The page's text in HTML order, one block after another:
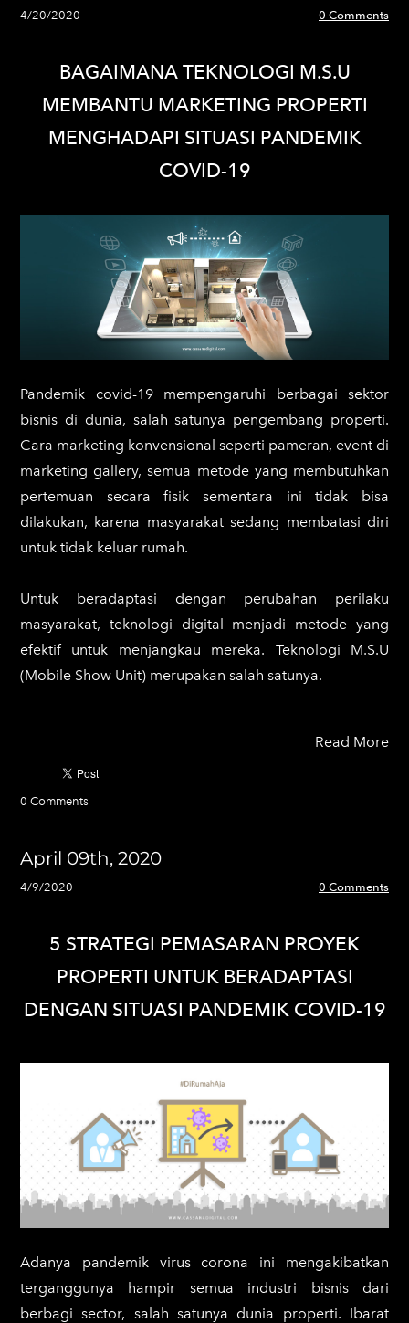
4/20/2020 0 Comments
BAGAIMANA TEKNOLOGI M.S.U
MEMBANTU MARKETING PROPERTI
MENGHADAPI SITUASI PANDEMIK
COVID-19
Pandemik covid-19 mempengaruhi berbagai sektor
bisnis di dunia, salah satunya pengembang properti.
Cara marketing konvensional seperti pameran, event di
marketing gallery, semua metode yang membutuhkan
pertemuan secara fisik sementara ini tidak bisa
dilakukan, karena masyarakat sedang membatasi diri
untuk tidak keluar rumah.
Untuk beradaptasi dengan perubahan perilaku
masyarakat, teknologi digital menjadi metode yang
efektif untuk menjangkau mereka. Teknologi M.S.U
(Mobile Show Unit) merupakan salah satunya.
Read More
0 Comments
April 09th, 2020
4/9/2020 0 Comments
5 STRATEGI PEMASARAN PROYEK
PROPERTI UNTUK BERADAPTASI
DENGAN SITUASI PANDEMIK COVID-19
Adanya pandemik virus corona ini mengakibatkan
terganggunya hampir semua industri bisnis dari
berbagi sector, salah satunya dunia properti. Ibarat